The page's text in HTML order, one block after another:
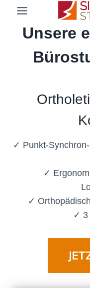
Zum
springenUnsere
✓ Punkt-
✓
✓
✓ 3